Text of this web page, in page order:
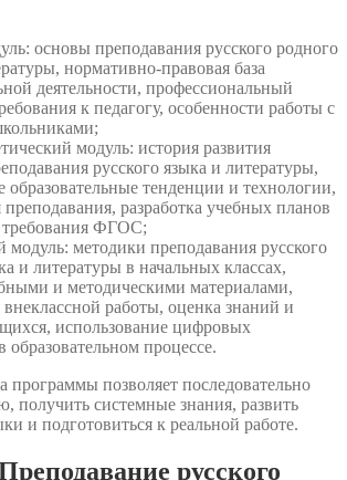
основы преподавания русского родного
нормативно-правовая база
деятельности, профессиональный
к педагогу, особенности работы с
модуль: история развития
русского языка и литературы,
образовательные тенденции и технологии,
преподавания, разработка учебных планов
ФГОС;
модуль: методики преподавания русского
и литературы в начальных классах,
и методическими материалами,
внеклассной работы, оценка знаний и
использование цифровых
образовательном процессе.
программы позволяет последовательно
получить системные знания, развить
и подготовиться к реальной работе.
русского